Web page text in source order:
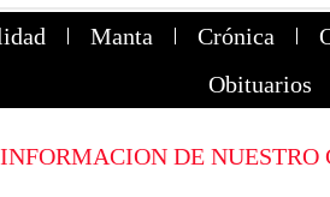
Manta Crónica
Obituarios
DE